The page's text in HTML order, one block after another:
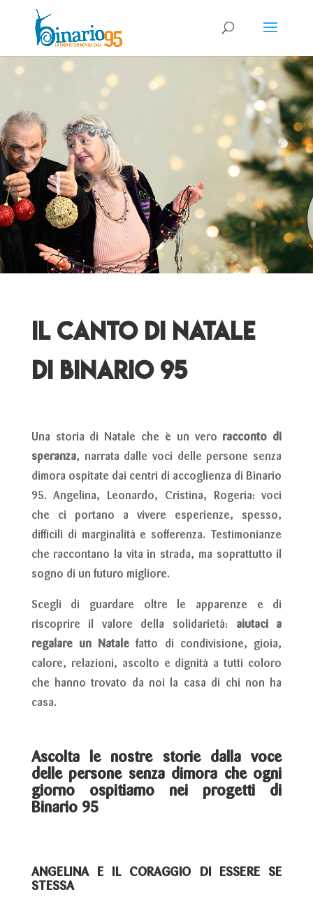
IL CANTO DI NATALE
DI BINARIO 95
Una storia di Natale che è un vero racconto di
speranza, narrata dalle voci delle persone senza
dimora ospitate dai centri di accoglienza di Binario
95. Angelina, Leonardo, Cristina, Rogeria: voci
che ci portano a vivere esperienze, spesso,
difficili di marginalità e sofferenza. Testimonianze
che raccontano la vita in strada, ma soprattutto il
sogno di un futuro migliore.
Scegli di guardare oltre le apparenze e di
riscoprire il valore della solidarietà: aiutaci a
regalare un Natale fatto di condivisione, gioia,
calore, relazioni, ascolto e dignità a tutti coloro
che hanno trovato da noi la casa di chi non ha
casa.
Ascolta le nostre storie dalla voce
delle persone senza dimora che ogni
giorno ospitiamo nei progetti di
Binario 95
ANGELINA E IL CORAGGIO DI ESSERE SE
STESSA